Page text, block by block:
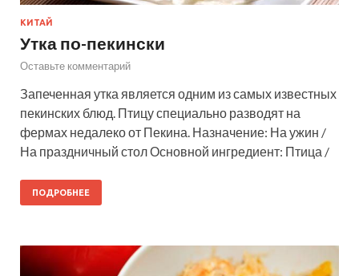
КИТАЙ
Утка по-пекински
Оставьте комментарий
Запеченная утка является одним из самых известных
пекинских блюд. Птицу специально разводят на
фермах недалеко от Пекина. Назначение: На ужин /
На праздничный стол Основной ингредиент: Птица /
ПОДРОБНЕЕ